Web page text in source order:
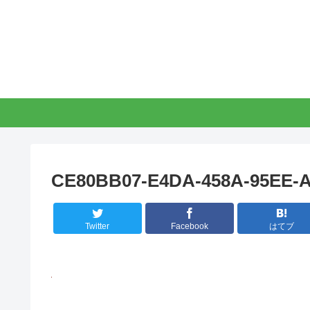
CE80BB07-E4DA-458A-95EE-
Twitter Facebook はてブ